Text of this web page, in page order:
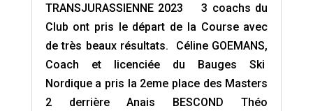
TRANSJURASSIENNE 2023 3 coachs du
Club ont pris le départ de la Course avec
de très beaux résultats. Céline GOEMANS,
Coach et licenciée du Bauges Ski
Nordique a pris la 2eme place des Masters
2 derrière Anais BESCOND Théo